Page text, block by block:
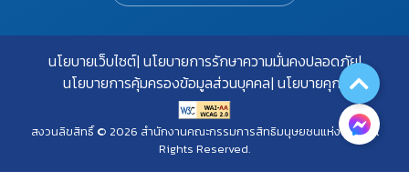
นโยบายเว็บไซต์ นโยบายการรักษาความมั่นคงปลอดภัย
นโยบายการคุ้มครองข้อมูลส่วนบุคคล นโยบายคุกกี้
สงวนลิขสิทธิ์ © 2026 สำนักงานคณะกรรมการสิทธิมนุษยชนแห่งชาติ. All
Rights Reserved.